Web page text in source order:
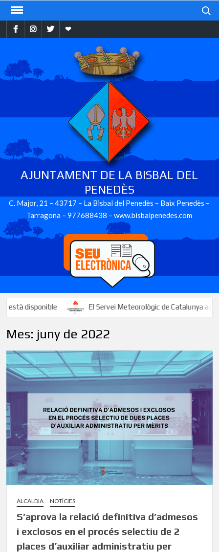
Skip
contentFacebookInstragram
TwitterEbando
AJUNTAMENT DE LA BISBAL DEL
PENEDÈS
C. Major, 21 – 43717 – La Bisbal del Penedès – Baix Penedès –
Tarragona – 977688438 – www.bisbalpenedes.com
El Servei Meteorològic de Catalunya activa un avís
Mes: juny de 2022
ALCALDIA NOTÍCIES
S’aprova la relació definitiva d’admesos
i exclosos en el procés selectiu de 2
places d’auxiliar administratiu per